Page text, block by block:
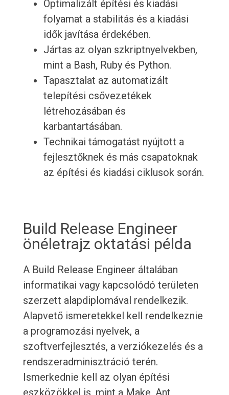
Optimalizált építési és kiadási
folyamat a stabilitás és a kiadási
idők javítása érdekében.
Jártas az olyan szkriptnyelvekben,
mint a Bash, Ruby és Python.
Tapasztalat az automatizált
telepítési csővezetékek
létrehozásában és
karbantartásában.
Technikai támogatást nyújtott a
fejlesztőknek és más csapatoknak
az építési és kiadási ciklusok során.
Build Release Engineer
önéletrajz oktatási példa
A Build Release Engineer általában
informatikai vagy kapcsolódó területen
szerzett alapdiplomával rendelkezik.
Alapvető ismeretekkel kell rendelkeznie
a programozási nyelvek, a
szoftverfejlesztés, a verziókezelés és a
rendszeradminisztráció terén.
Ismerkednie kell az olyan építési
eszközökkel is, mint a Make, Ant,